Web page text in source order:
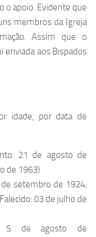
o apoio. Evidente que
membros da Igreja
Assim que o
enviada aos Bispados
idade, por data de
21 de agosto de
de 1963)
setembro de 1924,
03 de julho de
5 de agosto de